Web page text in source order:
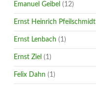
Emanuel Geibel (12)
Ernst Heinrich Pfeilschmidt
Ernst Lenbach (1)
Ernst Ziel (1)
Felix Dahn (1)